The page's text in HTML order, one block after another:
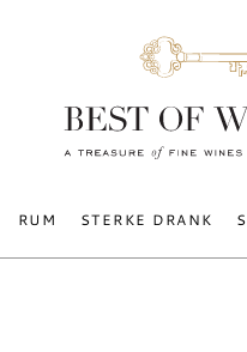
RUM STERKE DRANK